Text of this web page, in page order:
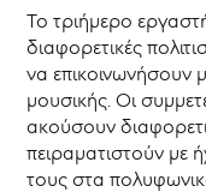
Το τριήμερο
διαφορετικές
να επικοινωνήσουν
μουσικής. Οι
ακούσουν
πειραματιστούν με
τους στα